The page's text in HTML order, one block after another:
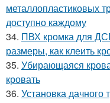
металлопластиковых
доступно каждому
34. ПВХ кромка для
размеры, как клеить
35. Убирающаяся
кровать
36. Установка дачного